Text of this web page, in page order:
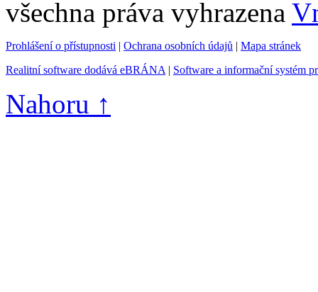
všechna práva vyhrazena
Prohlášení o přístupnosti | Ochrana osobních údajů | Mapa stránek
Realitní software dodává eBRÁNA | Software a informační systém
Nahoru ↑